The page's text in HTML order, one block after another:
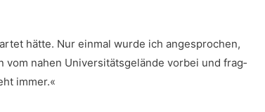
hät­te. Nur ein­mal wur­de ich ange­spro­chen,
vom nahen Uni­ver­si­täts­ge­län­de vor­bei und frag­
immer.«